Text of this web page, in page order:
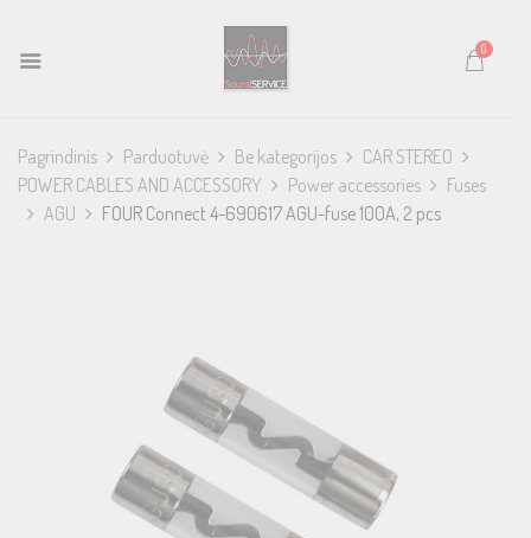
0
Pagrindinis Parduotuvė Be kategorijos
CAR STEREO
POWER CABLES AND ACCESSORY
Power accessories
Fuses
AGU
FOUR Connect 4-690617 AGU-fuse 100A, 2 pcs